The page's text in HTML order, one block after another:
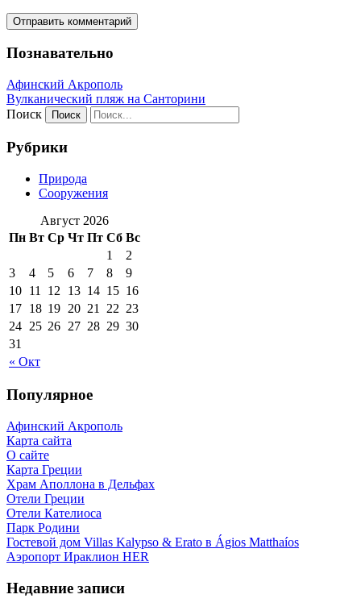
Познавательно
Афинский Акрополь
Вулканический пляж на Санторини
Поиск
Рубрики
Природа
Сооружения
Август 2026
Пн Вт Ср Чт Пт Сб Вс
« Окт
1
2
3
4 5 6 7 8
9
10 11 12 13 14 15 16
17 18 19 20 21 22 23
24 25 26 27 28 29 30
31
Популярное
Афинский Акрополь
Карта сайта
О сайте
Карта Греции
Храм Аполлона в Дельфах
Отели Греции
Отели Кателиоса
Парк Родини
Гостевой дом Villas Kalypso & Erato в Ágios Matthaíos
Аэропорт Ираклион HER
Недавние записи